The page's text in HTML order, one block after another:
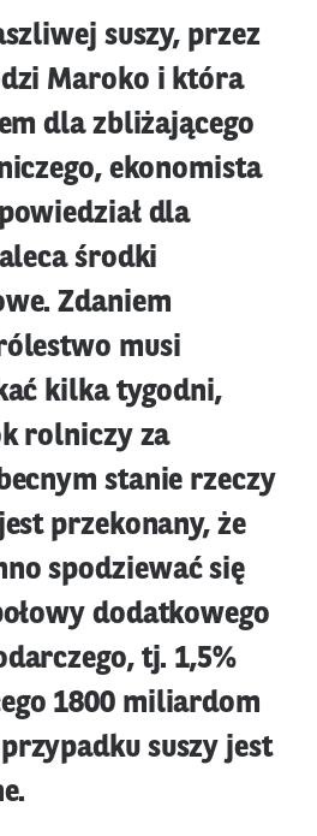
suszy, przez
Maroko i która
dla zbliżającego
ekonomista
dla
środki
Zdaniem
musi
kilka tygodni,
rolniczy za
stanie rzeczy
przekonany, że
spodziewać się
dodatkowego
tj. 1,5%
1800 miliardom
suszy jest